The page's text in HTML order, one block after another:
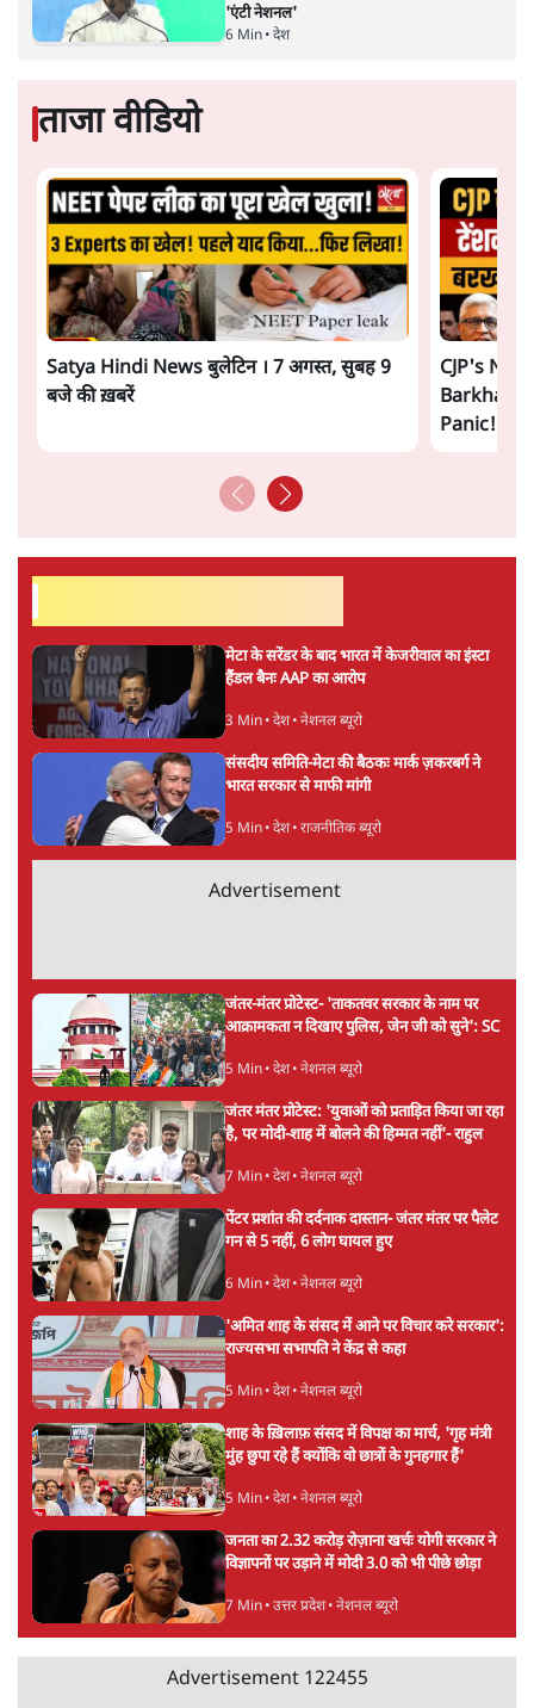
'एंटी नेशनल'
6 Min• देश
ताजा वीडियो
Satya Hindi News बुलेटिन । 7 अगस्त, सुबह 9
बजे की ख़बरें
CJP's
Barkha
Panic! |
मेटा के सरेंडर के बाद भारत में केजरीवाल का इंस्टा
हैंडल बैनः AAP का आरोप
3 Min• देश• नेशनल ब्यूरो
संसदीय समिति-मेटा की बैठकः मार्क ज़करबर्ग ने
भारत सरकार से माफी मांगी
5 Min• देश• राजनीतिक ब्यूरो
Advertisement
जंतर-मंतर प्रोटेस्ट- 'ताकतवर सरकार के नाम पर
आक्रामकता न दिखाए पुलिस, जेन जी को सुने': SC
5 Min• देश• नेशनल ब्यूरो
जंतर मंतर प्रोटेस्ट: 'युवाओं को प्रताड़ित किया जा रहा
है, पर मोदी-शाह में बोलने की हिम्मत नहीं'- राहुल
7 Min• देश• नेशनल ब्यूरो
पेंटर प्रशांत की दर्दनाक दास्तान- जंतर मंतर पर पैलेट
गन से 5 नहीं, 6 लोग घायल हुए
6 Min• देश• नेशनल ब्यूरो
'अमित शाह के संसद में आने पर विचार करे सरकार':
राज्यसभा सभापति ने केंद्र से कहा
5 Min• देश• नेशनल ब्यूरो
शाह के ख़िलाफ़ संसद में विपक्ष का मार्च, 'गृह मंत्री
मुंह छुपा रहे हैं क्योंकि वो छात्रों के गुनहगार हैं'
5 Min• देश• नेशनल ब्यूरो
जनता का 2.32 करोड़ रोज़ाना खर्चः योगी सरकार ने
विज्ञापनों पर उड़ाने में मोदी 3.0 को भी पीछे छोड़ा
7 Min• उत्तर प्रदेश• नेशनल ब्यूरो
Advertisement 122455